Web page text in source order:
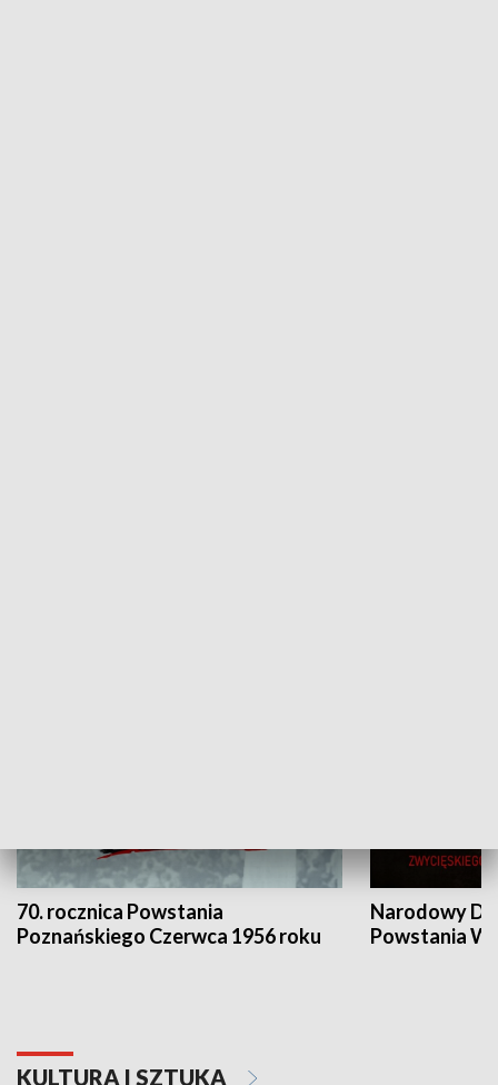
70. rocznica Powstania
Poznańskiego Czerwca 1956 roku
Narodowy
Powstania
KULTURA I SZTUKA